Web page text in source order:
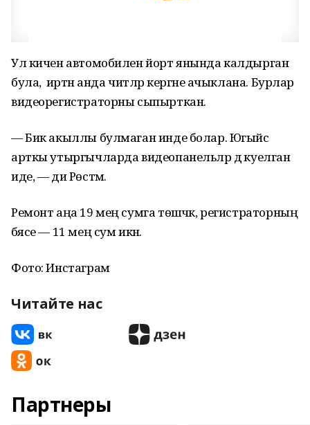
Ул кичен автомобилен йорт янында калдырган
була, ә иртән анда читләр кергәне ачыклана. Бурлар
видеорегистраторны сыпырткан.
— Бик акыллы булмаган инде болар. Югыйсә
арткы утыргычларда видеопанельләр дә куелган
иде, — ди Рөстәм.
Ремонт аңа 19 мең сумга төшәчәк, регистраторның
бәясе — 11 мең сум икән.
Фото: Инстаграм
Читайте нас
Партнеры